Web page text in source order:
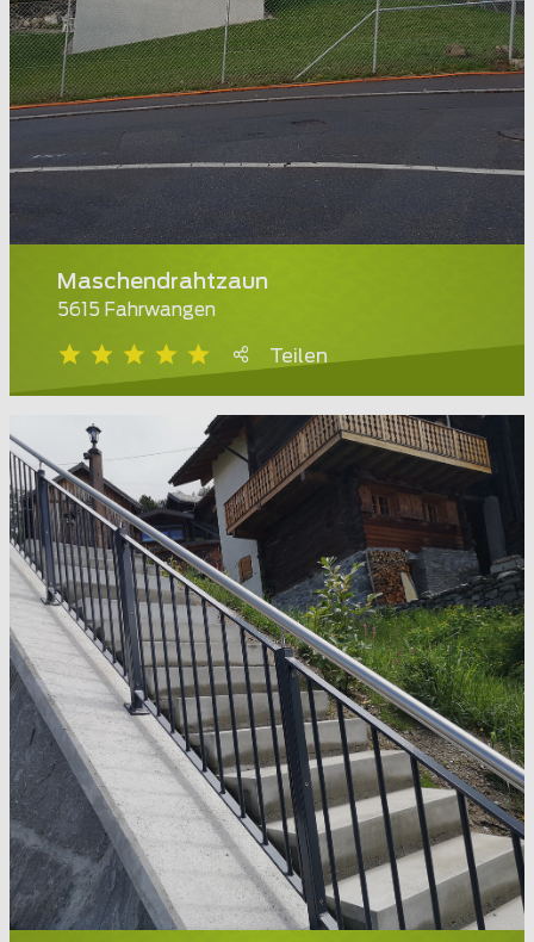
Maschendrahtzaun
5615 Fahrwangen
Teilen